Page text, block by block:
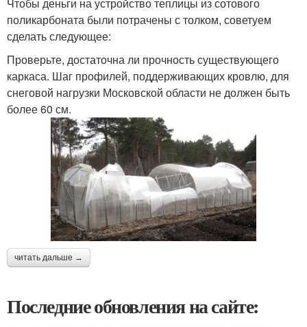
Чтобы деньги на устройство теплицы из сотового
поликарбоната были потрачены с толком, советуем
сделать следующее:
Проверьте, достаточна ли прочность существующего
каркаса. Шаг профилей, поддерживающих кровлю, для
снеговой нагрузки Московской области не должен быть
более 60 см.
читать дальше →
Последние обновления на сайте: